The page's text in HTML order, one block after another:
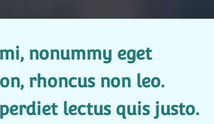
nonummy eget
rhoncus non leo.
lectus quis justo.